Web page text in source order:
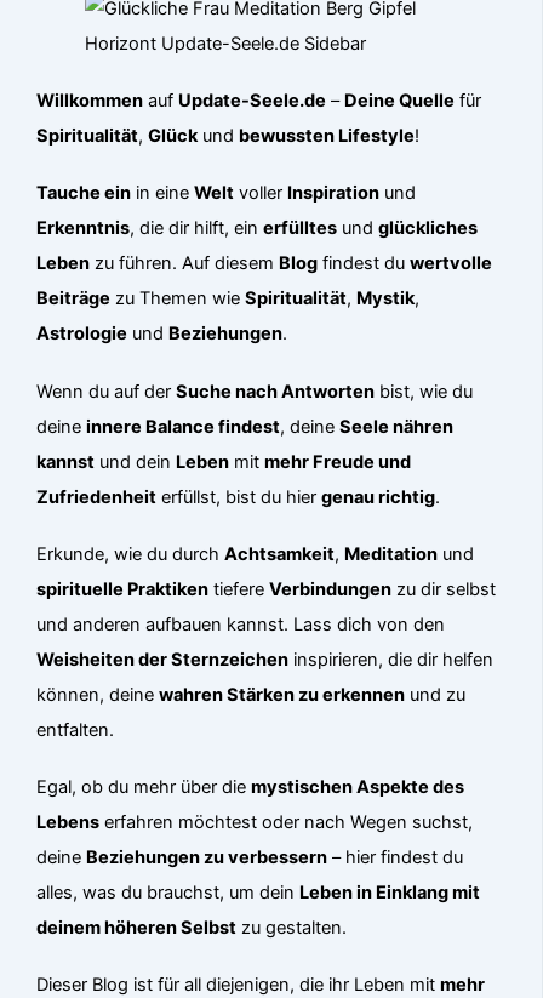
Willkommen auf Update-Seele.de – Deine Quelle für
Spiritualität,Glückund bewussten Lifestyle!
Tauche ein in eineWelt voller Inspiration und
Erkenntnis, die dir hilft, einerfülltes undglückliches
Leben zu führen. Auf diesem Blog findest duwertvolle
Beiträge zu Themen wieSpiritualität, Mystik,
Astrologie und Beziehungen.
Wenn du auf derSuche nach Antworten bist, wie du
deineinnere Balance findest, deineSeele nähren
kannst und dein Leben mitmehr Freude und
Zufriedenheit erfüllst, bist du hiergenau richtig.
Erkunde, wie du durchAchtsamkeit, Meditation und
spirituelle Praktiken tiefereVerbindungen zu dir selbst
und anderen aufbauen kannst. Lass dich von den
Weisheiten der Sternzeichen inspirieren, die dir helfen
können, deinewahren Stärken zu erkennen und zu
entfalten.
Egal, ob du mehr über diemystischen Aspekte des
Lebens erfahren möchtest oder nach Wegen suchst,
deine Beziehungen zu verbessern – hier findest du
alles, was du brauchst, um dein Leben in Einklang mit
deinem höheren Selbst zu gestalten.
Dieser Blog ist für all diejenigen, die ihr Leben mitmehr